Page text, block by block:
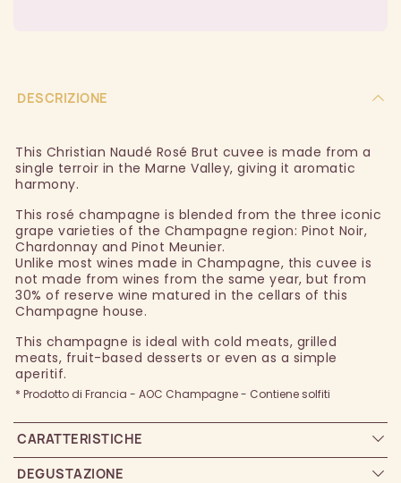
DESCRIZIONE
This Christian Naudé Rosé Brut cuvee is made from a
single terroir in the Marne Valley, giving it aromatic
harmony.
This rosé champagne is blended from the three iconic
grape varieties of the Champagne region: Pinot Noir,
Chardonnay and Pinot Meunier.
Unlike most wines made in Champagne, this cuvee is
not made from wines from the same year, but from
30% of reserve wine matured in the cellars of this
Champagne house.
This champagne is ideal with cold meats, grilled
meats, fruit-based desserts or even as a simple
aperitif.
* Prodotto di Francia - AOC Champagne - Contiene solfiti
CARATTERISTICHE
DEGUSTAZIONE